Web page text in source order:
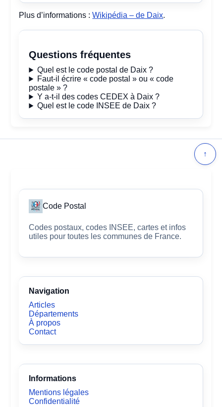
Plus d’informations :Wikipédia – de Daix.
Questions fréquentes
Quel est le code postal de Daix ?
Faut-il écrire « code postal » ou « code
postale » ?
Y a-t-il des codes CEDEX à Daix ?
Quel est le code INSEE de Daix ?
↑
Code Postal
Codes postaux, codes INSEE, cartes et infos
utiles pour toutes les communes de France.
Navigation
Articles
Départements
À propos
Contact
Informations
Mentions légales
Confidentialité